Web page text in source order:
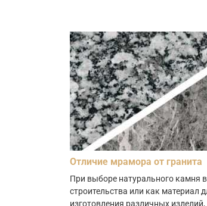
Отличие мрамора от гранита
При выборе натурального камня
строительства или как материал
изготовления различных изделий,